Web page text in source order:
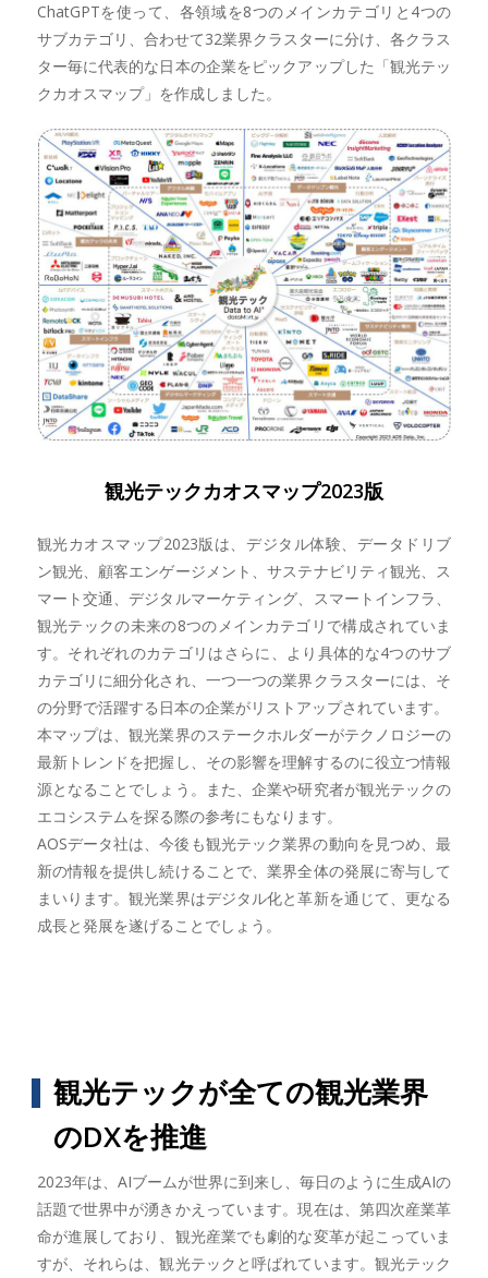
ChatGPTを使って、各領域を8つのメインカテゴリと4つの
サブカテゴリ、合わせて32業界クラスターに分け、各クラス
ター毎に代表的な日本の企業をピックアップした「観光テッ
クカオスマップ」を作成しました。
観光テックカオスマップ2023版
観光カオスマップ2023版は、デジタル体験、データドリブ
ン観光、顧客エンゲージメント、サステナビリティ観光、ス
マート交通、デジタルマーケティング、スマートインフラ、
観光テックの未来の8つのメインカテゴリで構成されていま
す。それぞれのカテゴリはさらに、より具体的な4つのサブ
カテゴリに細分化され、一つ一つの業界クラスターには、そ
の分野で活躍する日本の企業がリストアップされています。
本マップは、観光業界のステークホルダーがテクノロジーの
最新トレンドを把握し、その影響を理解するのに役立つ情報
源となることでしょう。また、企業や研究者が観光テックの
エコシステムを探る際の参考にもなります。
AOSデータ社は、今後も観光テック業界の動向を見つめ、最
新の情報を提供し続けることで、業界全体の発展に寄与して
まいります。観光業界はデジタル化と革新を通じて、更なる
成長と発展を遂げることでしょう。
観光テックが全ての観光業界
のDXを推進
2023年は、AIブームが世界に到来し、毎日のように生成AIの
話題で世界中が湧きかえっています。現在は、第四次産業革
命が進展しており、観光産業でも劇的な変革が起こっていま
すが、それらは、観光テックと呼ばれています。観光テック